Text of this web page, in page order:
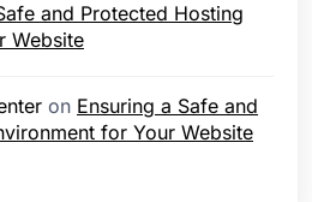
and Protected Hosting
Website
on Ensuring a Safe and
for Your Website